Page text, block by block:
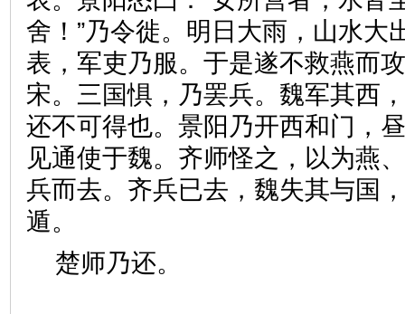
舍！”乃令徙。明日大雨，山水大
表，军吏乃服。于是遂不救燕而
宋。三国惧，乃罢兵。魏军其西
还不可得也。景阳乃开西和门，
见通使于魏。齐师怪之，以为燕
兵而去。齐兵已去，魏失其与国
遁。
楚师乃还。